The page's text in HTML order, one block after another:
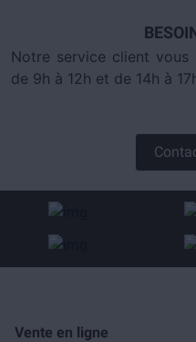
Notre service client
de 9h à 12h et de 14h à
Vente en ligne